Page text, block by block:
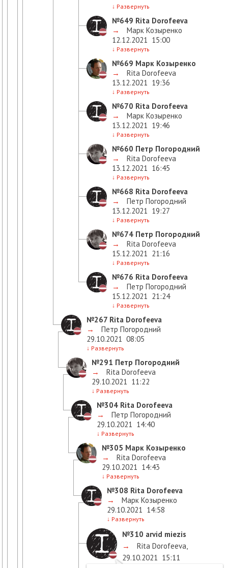
↓ Развернуть
№649 Rita Dorofeeva
→
Марк Козыренко
12.12.2021 15:00
↓ Развернуть
№669 Марк Козыренко
→
Rita Dorofeeva
13.12.2021 19:36
↓ Развернуть
№670 Rita Dorofeeva
→
Марк Козыренко
13.12.2021 19:46
↓ Развернуть
№660 Петр Погородний
→
Rita Dorofeeva
13.12.2021 16:45
↓ Развернуть
№668 Rita Dorofeeva
→
Петр Погородний
13.12.2021 19:27
↓ Развернуть
№674 Петр Погородний
→
Rita Dorofeeva
15.12.2021 21:16
↓ Развернуть
№676 Rita Dorofeeva
→
Петр Погородний
15.12.2021 21:24
↓ Развернуть
№267 Rita Dorofeeva
→
Петр Погородний
29.10.2021 08:05
↓ Развернуть
№291 Петр Погородний
→
Rita Dorofeeva
29.10.2021 11:22
↓ Развернуть
№304 Rita Dorofeeva
→
Петр Погородний
29.10.2021 14:40
↓ Развернуть
№305 Марк Козыренко
→
Rita Dorofeeva
29.10.2021 14:43
↓ Развернуть
№308 Rita Dorofeeva
→
Марк Козыренко
29.10.2021 14:58
↓ Развернуть
№310 arvid miezis
→
Rita Dorofeeva
29.10.2021 15:11